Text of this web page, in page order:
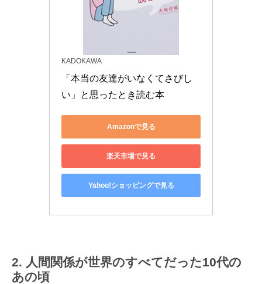
KADOKAWA
「本当の友達がいなくてさびし
い」と思ったとき読む本
Amazonで見る
楽天市場で見る
Yahoo!ショッピングで見る
人間関係が世界のすべてだった10代の
あの頃